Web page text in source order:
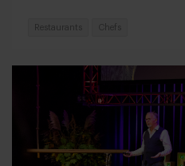
Restaurants Chefs